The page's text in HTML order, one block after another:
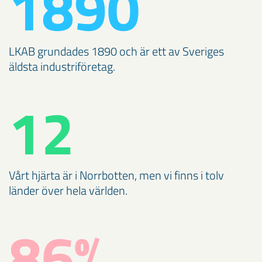
LKAB grundades 1890 och är ett av Sveriges
äldsta industriföretag.
12
Vårt hjärta är i Norrbotten, men vi finns i tolv
länder över hela världen.